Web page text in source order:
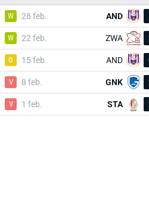
W 28 feb. AND
W 22 feb. ZWA
G 15 feb. AND
V 8 feb. GNK
V 1 feb. STA